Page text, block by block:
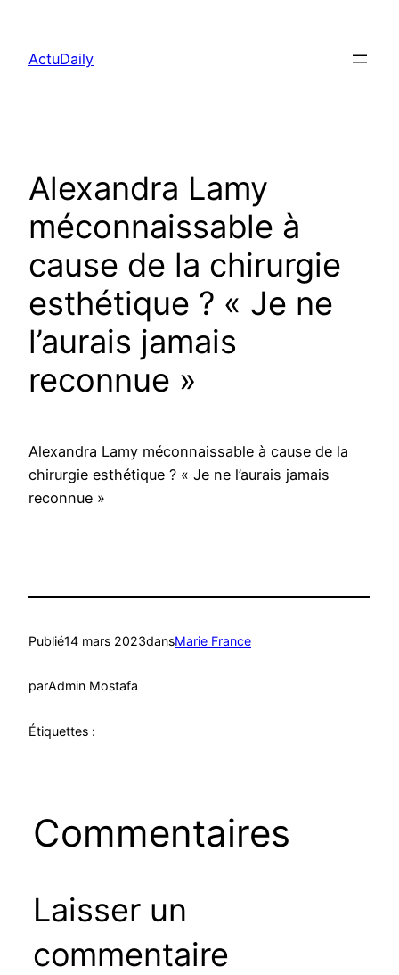
contenu
ActuDaily
Alexandra Lamy
méconnaissable à
cause de la chirurgie
esthétique ? « Je ne
l’aurais jamais
reconnue »
Alexandra Lamy méconnaissable à cause de la
chirurgie esthétique ? « Je ne l’aurais jamais
reconnue »
Publié14 mars 2023dansMarie France
parAdmin Mostafa
Étiquettes :
Commentaires
Laisser un
commentaire